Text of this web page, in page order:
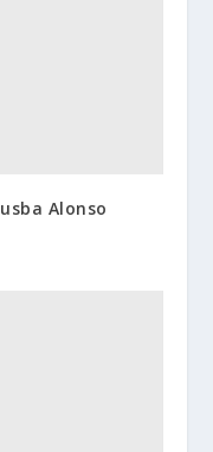
Alonso